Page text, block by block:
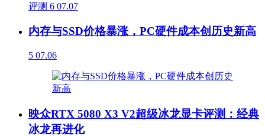
评测 6 07.07
内存与SSD价格暴涨，PC硬件成本创历史新高
5 07.06
映众RTX 5080 X3 V2超级冰龙显卡评测：经典
冰龙再进化